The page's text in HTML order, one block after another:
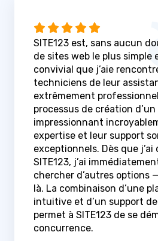
SITE123 est, sans aucun
de sites web le plus simple
convivial que j’aie
techniciens de leur
extrêmement
processus de création
impressionnant
expertise et leur support
exceptionnels. Dès que
SITE123, j’ai
chercher d’autres options
là. La combinaison d’une
intuitive et d’un support
permet à SITE123 de se
concurrence.